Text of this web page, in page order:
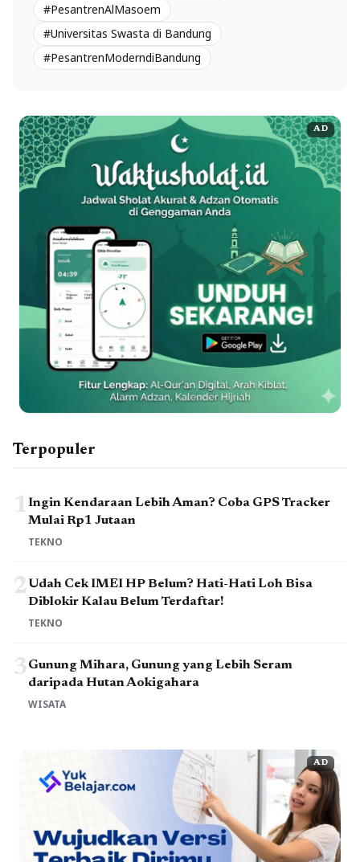
#PesantrenAlMasoem
#Universitas Swasta di Bandung
#PesantrenModerndiBandung
AD
Terpopuler
1Ingin Kendaraan Lebih Aman? Coba GPS Tracker
Mulai Rp1 Jutaan
TEKNO
2Udah Cek IMEI HP Belum? Hati-Hati Loh Bisa
Diblokir Kalau Belum Terdaftar!
TEKNO
3Gunung Mihara, Gunung yang Lebih Seram
daripada Hutan Aokigahara
WISATA
AD